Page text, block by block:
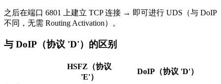
之后在端口 6801 上建立 TCP 连接 → 即可进行 UDS（与 DoIP
不同，无需 Routing Activation）。
与 DoIP（协议 'D'）的区别
HSFZ（协议
'E'）
DoIP（协议 'D'）